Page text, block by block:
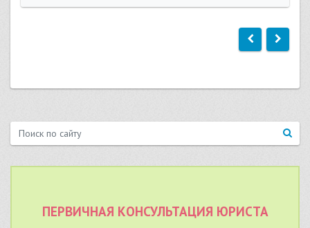
ПЕРВИЧНАЯ КОНСУЛЬТАЦИЯ ЮРИСТА